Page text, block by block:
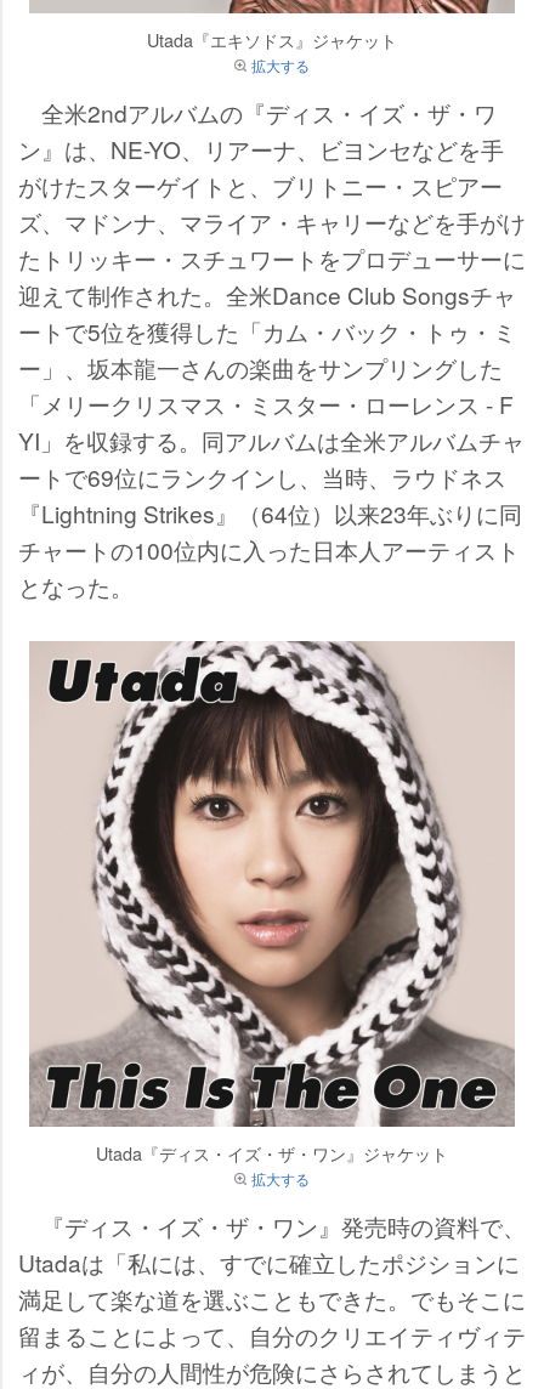
Utada『エキソドス』ジャケット
拡大する
全米2ndアルバムの『ディス・イズ・ザ・ワ
ン』は、NE-YO、リアーナ、ビヨンセなどを手
がけたスターゲイトと、ブリトニー・スピアー
ズ、マドンナ、マライア・キャリーなどを手がけ
たトリッキー・スチュワートをプロデューサーに
迎えて制作された。全米Dance Club Songsチャ
ートで5位を獲得した「カム・バック・トゥ・ミ
ー」、坂本龍一さんの楽曲をサンプリングした
「メリークリスマス・ミスター・ローレンス - F
YI」を収録する。同アルバムは全米アルバムチャ
ートで69位にランクインし、当時、ラウドネス
『Lightning Strikes』（64位）以来23年ぶりに同
チャートの100位内に入った日本人アーティスト
となった。
Utada『ディス・イズ・ザ・ワン』ジャケット
拡大する
『ディス・イズ・ザ・ワン』発売時の資料で、
Utadaは「私には、すでに確立したポジションに
満足して楽な道を選ぶこともできた。でもそこに
留まることによって、自分のクリエイティヴィテ
ィが、自分の人間性が危険にさらされてしまうと